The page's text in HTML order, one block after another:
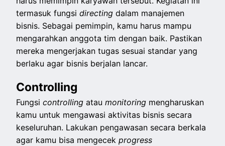
termasuk fungsidirectingdalam manajemen
bisnis. Sebagai pemimpin, kamu harus mampu
mengarahkan anggota tim dengan baik. Pastikan
mereka mengerjakan tugas sesuai standar yang
berlaku agar bisnis berjalan lancar.
Controlling
Fungsicontrollingataumonitoring mengharuskan
kamu untuk mengawasi aktivitas bisnis secara
keseluruhan. Lakukan pengawasan secara berkala
agar kamu bisa mengecekprogress